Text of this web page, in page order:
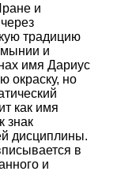
и
традицию
и
имя Дариус
окраску, но
как имя
знак
дисциплины.
в
и